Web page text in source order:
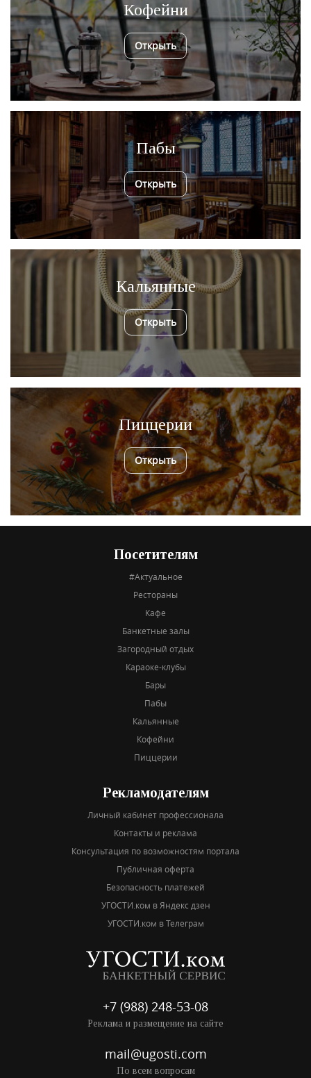
Кофейни
Открыть
Пабы
Открыть
Кальянные
Открыть
Пиццерии
Открыть
Посетителям
#Актуальное
Рестораны
Кафе
Банкетные залы
Загородный отдых
Караоке-клубы
Бары
Пабы
Кальянные
Кофейни
Пиццерии
Рекламодателям
Личный кабинет профессионала
Контакты и реклама
Консультация по возможностям портала
Публичная оферта
Безопасность платежей
УГОСТИ.ком в Яндекс дзен
УГОСТИ.ком в Телеграм
+7 (988) 248-53-08
Реклама и размещение на сайте
mail@ugosti.com
По всем вопросам